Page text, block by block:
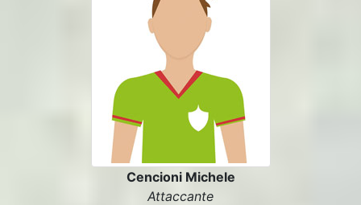
Cencioni Michele
Attaccante